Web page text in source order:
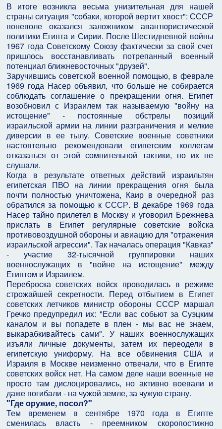
В итоге возникла весьма унизительная для нашей
страны ситуация "собаки, которой вертит хвост": СССР
поневоле оказался заложником авантюристической
политики Египта и Сирии. После Шестидневной войны
1967 года Советскому Союзу фактически за свой счет
пришлось восстанавливать потрепанный военный
потенциал ближневосточных "друзей".
Заручившись советской военной помощью, в феврале
1969 года Насер объявил, что больше не собирается
соблюдать соглашение о прекращении огня. Египет
возобновил с Израилем так называемую "войну на
истощение" - постоянные обстрелы позиций
израильской армии на линии разграничения и мелкие
диверсии в ее тылу. Советские военные советники
настоятельно рекомендовали египетским коллегам
отказаться от этой сомнительной тактики, но их не
слушали.
Когда в результате ответных действий израильтян
египетская ПВО на линии прекращения огня была
почти полностью уничтожена, Каир в очередной раз
обратился за помощью к СССР. В декабре 1969 года
Насер тайно прилетел в Москву и уговорил Брежнева
прислать в Египет регулярные советские войска
противовоздушной обороны и авиацию для "отражения
израильской агрессии". Так началась операция "Кавказ"
- участие 32-тысячной группировки наших
военнослужащих в "войне на истощение" между
Египтом и Израилем.
Переброска советских войск проводилась в режиме
строжайшей секретности. Перед отбытием в Египет
советских летчиков министр обороны СССР маршал
Гречко предупредил их: "Если вас собьют за Суэцким
каналом и вы попадете в плен - мы вас не знаем,
выкарабкивайтесь сами". У наших военнослужащих
изъяли личные документы, затем их переодели в
египетскую униформу. На все обвинения США и
Израиля в Москве неизменно отвечали, что в Египте
советских войск нет. На самом деле наши военные не
просто там дислоцировались, но активно воевали и
даже погибали - на чужой земле, за чужую страну.
"Где оружие, посол?"
Тем временем в сентябре 1970 года в Египте
сменилась власть - преемником скоропостижно